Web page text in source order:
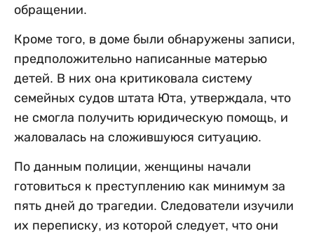
обращении.
Кроме того, в доме были обнаружены записи,
предположительно написанные матерью
детей. В них она критиковала систему
семейных судов штата Юта, утверждала, что
не смогла получить юридическую помощь, и
жаловалась на сложившуюся ситуацию.
По данным полиции, женщины начали
готовиться к преступлению как минимум за
пять дней до трагедии. Следователи изучили
их переписку, из которой следует, что они